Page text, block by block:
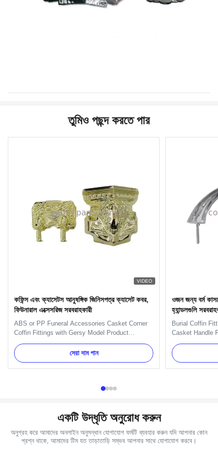
তুমিও পছন্দ করতে পার
VIDEO
কফিন্স এবং ক্যাসেটস আনুষঙ্গিক জিনিসপত্র ক্যাসেট কবর,
ফিউনারাল এক্সেসরিজ সরবরাহকারী
ABS or PP Funeral Accessories Casket Corner
Coffin Fittings with Gersy Model Product
set: 4pcs big casket corners, 8 pcs small casket
corners, 2pcs 203cm long steel bars and 2pcs
66cmshort steel bars. 1. Item Name : TX-Model
সেরা দাম পান
ওজন জন্য বর্ম
হ্যান্ডলগুলি
Burial Coffin
Casket Handle
and nuts. And
Item Name TX-
Metal Color
একটি উদ্ধৃতি অনুরোধ করুন
অনুগ্রহ করে আমাদের অনলাইন অনুসন্ধান যোগাযোগ ফর্মটি ব্যবহার করুন যদি আপনার কোন
প্রশ্ন থাকে, আমাদের টিম যত তাড়াতাড়ি সম্ভব আপনার সাথে যোগাযোগ করবে।